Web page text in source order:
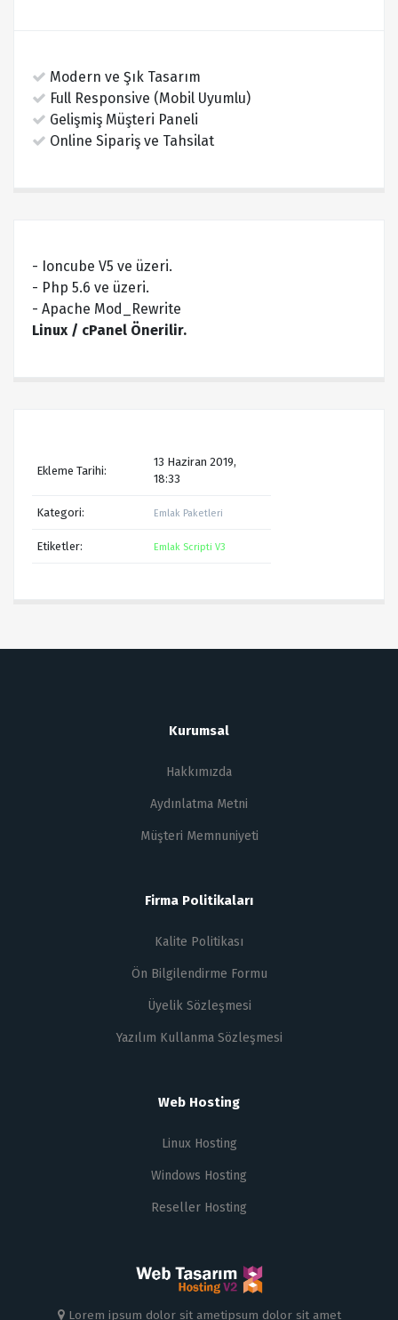
Modern ve Şık Tasarım
Full Responsive (Mobil Uyumlu)
Gelişmiş Müşteri Paneli
Online Sipariş ve Tahsilat
- Ioncube V5 ve üzeri.
- Php 5.6 ve üzeri.
- Apache Mod_Rewrite
Linux / cPanel Önerilir.
Ekleme Tarihi:
13 Haziran 2019,
18:33
Kategori: Emlak Paketleri
Etiketler: Emlak Scripti V3
Kurumsal
Hakkımızda
Aydınlatma Metni
Müşteri Memnuniyeti
Firma Politikaları
Kalite Politikası
Ön Bilgilendirme Formu
Üyelik Sözleşmesi
Yazılım Kullanma Sözleşmesi
Web Hosting
Linux Hosting
Windows Hosting
Reseller Hosting
Lorem ipsum dolor sit ametipsum dolor sit amet